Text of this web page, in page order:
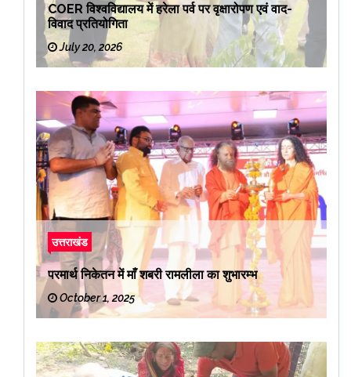
COER विश्वविद्यालय में हरेला पर्व पर वृक्षारोपण एवं वाद-
विवाद प्रतियोगिता
July 20, 2026
उत्तराखंड
परमार्थ निकेतन में माँ शबरी रामलीला का शुभारम्भ
October 1, 2025